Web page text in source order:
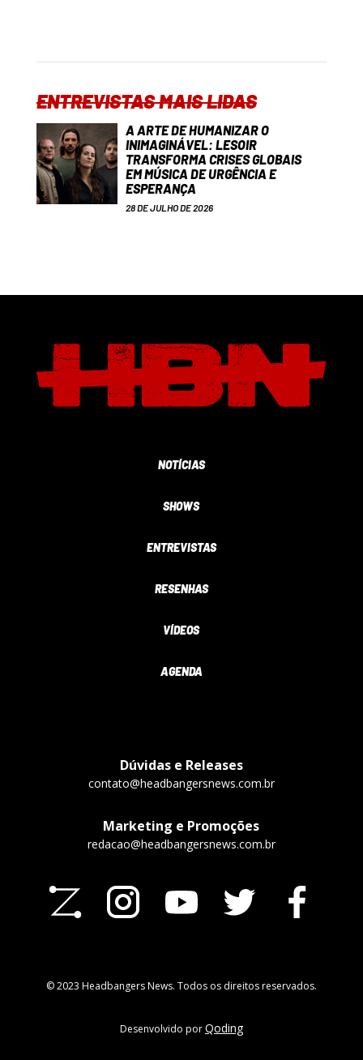
ENTREVISTAS MAIS LIDAS
A ARTE DE HUMANIZAR O
INIMAGINÁVEL: LESOIR
TRANSFORMA CRISES GLOBAIS
EM MÚSICA DE URGÊNCIA E
ESPERANÇA
28 DE JULHO DE 2026
NOTÍCIAS
SHOWS
ENTREVISTAS
RESENHAS
VÍDEOS
AGENDA
Dúvidas e Releases
contato@headbangersnews.com.br
Marketing e Promoções
redacao@headbangersnews.com.br
© 2023 Headbangers News. Todos os direitos reservados.
Desenvolvido porQoding